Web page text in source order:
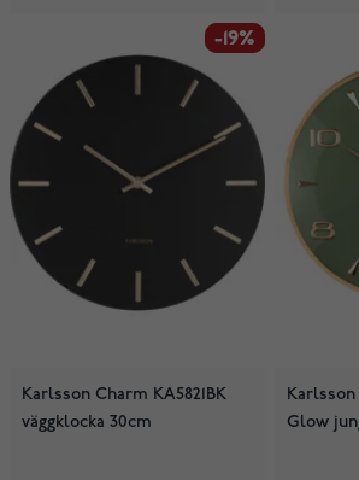
-19%
-19%
Karlsson Charm KA5821BK
väggklocka 30cm
Karlsson
Glow